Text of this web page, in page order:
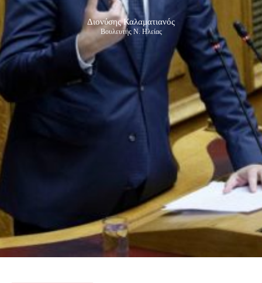
Διονύσης Καλαματιανός
Βουλευτής Ν. Ηλείας